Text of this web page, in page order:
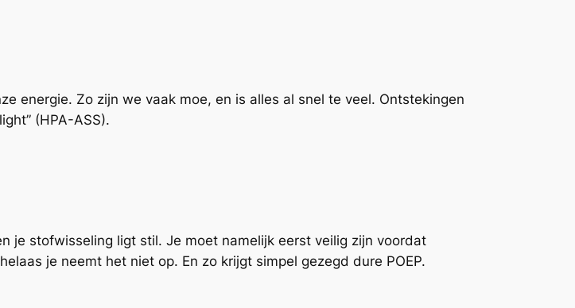
energie. Zo zijn we vaak moe, en is alles al snel te veel. Ontstekingen
(HPA-ASS).
je stofwisseling ligt stil. Je moet namelijk eerst veilig zijn voordat
je neemt het niet op. En zo krijgt simpel gezegd dure POEP.